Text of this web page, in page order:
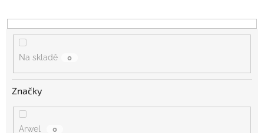
k
t
Na skladě 0
Značky
Arwel 0